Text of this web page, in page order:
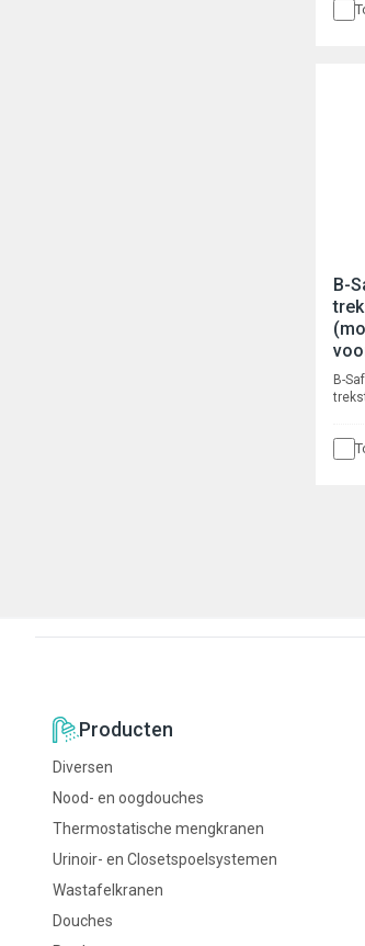
14
B-
B-
Producten
Diversen
Nood- en oogdouches
Thermostatische mengkranen
Urinoir- en Closetspoelsystemen
Wastafelkranen
Douches